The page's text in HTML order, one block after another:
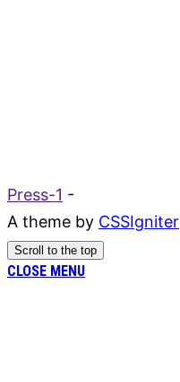
Press-1 -
A theme by CSSIgniter
Scroll to the top
CLOSE MENU